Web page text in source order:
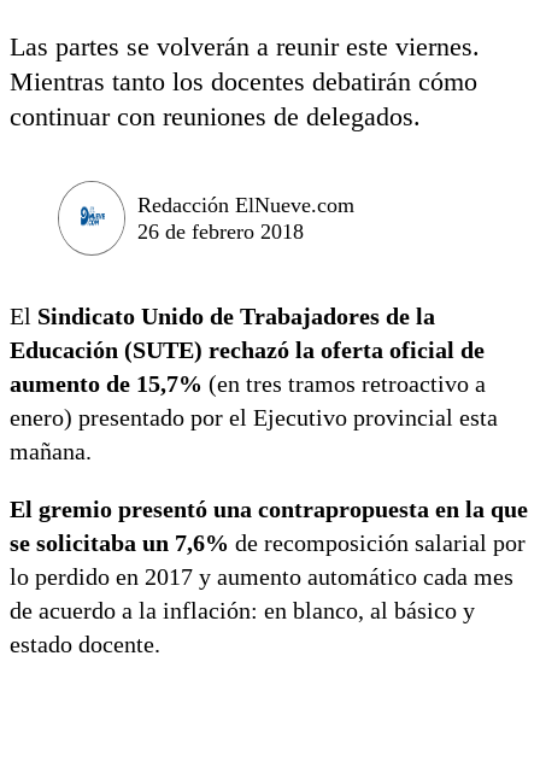
Las partes se volverán a reunir este viernes.
Mientras tanto los docentes debatirán cómo
continuar con reuniones de delegados.
Redacción ElNueve.com
26 de febrero 2018
El Sindicato Unido de Trabajadores de la
Educación (SUTE) rechazó la oferta oficial de
aumento de 15,7% (en tres tramos retroactivo a
enero) presentado por el Ejecutivo provincial esta
mañana.
El gremio presentó una contrapropuesta en la que
se solicitaba un 7,6% de recomposición salarial por
lo perdido en 2017 y aumento automático cada mes
de acuerdo a la inflación: en blanco, al básico y
estado docente.